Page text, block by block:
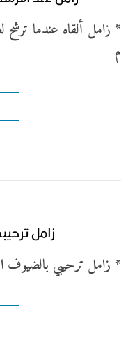
م
زامل
* زامل ترحيبي بالضيوف